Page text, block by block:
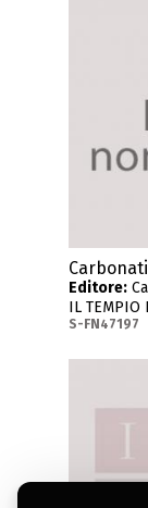
Editore:
IL TEMPIO
S-FN47197